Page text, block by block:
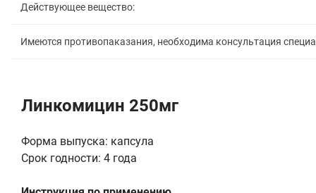
Действующее вещество:
Имеются противопаказания, необходима консультация
Линкомицин 250мг
Форма выпуска: капсула
Срок годности: 4 года